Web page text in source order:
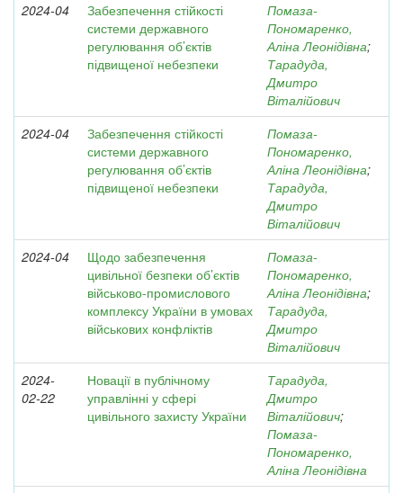
2024-04
Забезпечення стійкості
системи державного
регулювання об’єктів
підвищеної небезпеки
Помаза-
Пономаренко,
Аліна Леонідівна;
Тарадуда,
Дмитро
Віталійович
2024-04
Забезпечення стійкості
системи державного
регулювання об’єктів
підвищеної небезпеки
Помаза-
Пономаренко,
Аліна Леонідівна;
Тарадуда,
Дмитро
Віталійович
2024-04
Щодо забезпечення
цивільної безпеки об’єктів
військово-промислового
комплексу України в умовах
військових конфліктів
Помаза-
Пономаренко,
Аліна Леонідівна;
Тарадуда,
Дмитро
Віталійович
2024-
02-22
Новації в публічному
управлінні у сфері
цивільного захисту України
Тарадуда,
Дмитро
Віталійович;
Помаза-
Пономаренко,
Аліна Леонідівна